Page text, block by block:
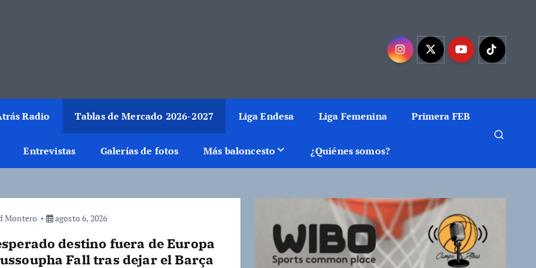
Radio Tablas de Mercado 2026-2027 Liga Endesa Liga Femenina Primera FEB
Entrevistas Galerías de fotos Más baloncesto ¿Quiénes somos?
Montero agosto 6, 2026
destino fuera de Europa
Fall tras dejar el Barça